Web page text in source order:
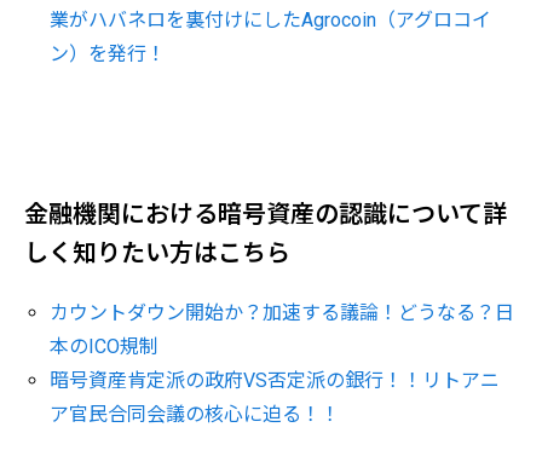
業がハバネロを裏付けにしたAgrocoin（アグロコイ
ン）を発行！
金融機関における暗号資産の認識について詳
しく知りたい方はこちら
カウントダウン開始か？加速する議論！どうなる？日
本のICO規制
暗号資産肯定派の政府VS否定派の銀行！！リトアニ
ア官民合同会議の核心に迫る！！